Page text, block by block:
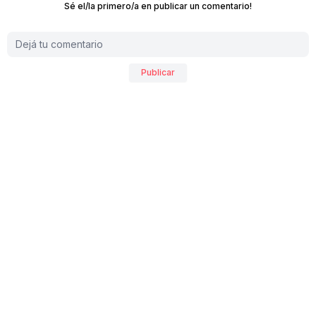
Sé el/la primero/a en publicar un comentario!
Publicar